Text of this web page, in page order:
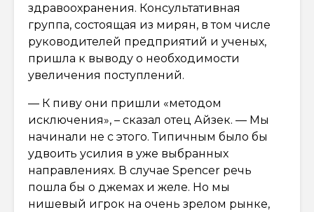
здравоохранения. Консультативная
группа, состоящая из мирян, в том числе
руководителей предприятий и ученых,
пришла к выводу о необходимости
увеличения поступлений.
— К пиву они пришли «методом
исключения», – сказал отец Айзек. — Мы
начинали не с этого. Типичным было бы
удвоить усилия в уже выбранных
направлениях. В случае Spencer речь
пошла бы о джемах и желе. Но мы
нишевый игрок на очень зрелом рынке,